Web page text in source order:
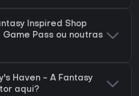
Inspired Shop
Pass ou noutras
Haven - A Fantasy
aqui?